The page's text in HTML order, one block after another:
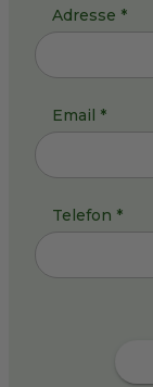
Adresse *
Email *
Telefon *